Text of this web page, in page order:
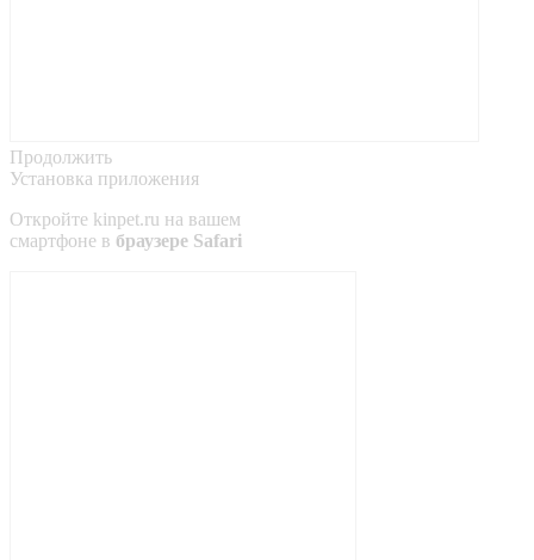
Продолжить
Установка приложения
Откройте kinpet.ru на вашем
смартфоне в браузере Safari